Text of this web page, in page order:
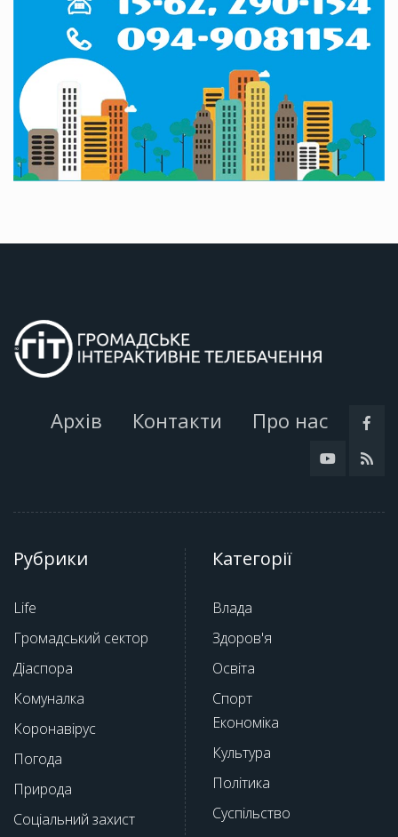
Архів Контакти Про нас
Рубрики
Life
Громадський сектор
Діаспора
Комуналка
Коронавірус
Погода
Природа
Соціальний захист
Категорії
Влада
Здоров'я
Освіта
Спорт
Економіка
Культура
Політика
Суспільство